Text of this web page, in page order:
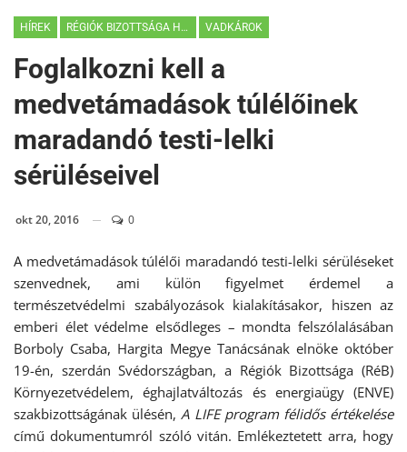
HÍREK RÉGIÓK BIZOTTSÁGA HÍREK VADKÁROK
Foglalkozni kell a
medvetámadások túlélőinek
maradandó testi-lelki
sérüléseivel
okt 20, 2016 0
A medvetámadások túlélői maradandó testi-lelki sérüléseket
szenvednek, ami külön figyelmet érdemel a
természetvédelmi szabályozások kialakításakor, hiszen az
emberi élet védelme elsődleges – mondta felszólalásában
Borboly Csaba, Hargita Megye Tanácsának elnöke október
19-én, szerdán Svédországban, a Régiók Bizottsága (RéB)
Környezetvédelem, éghajlatváltozás és energiaügy (ENVE)
szakbizottságának ülésén,A LIFE program félidős értékelése
című dokumentumról szóló vitán. Emlékeztetett arra, hogy